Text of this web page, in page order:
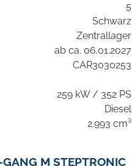
5
Schwarz
Zentrallager
ab ca. 06.01.2027
CAR3030253
259 kW / 352 PS
Diesel
2.993 cm³
M STEPTRONIC